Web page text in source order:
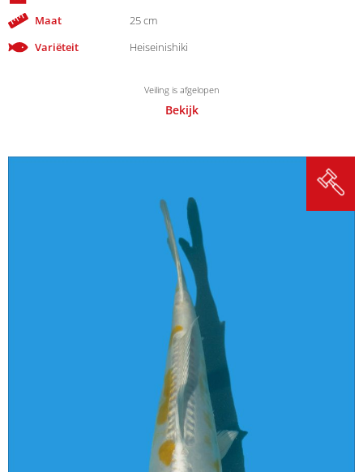
Maat
25 cm
Variëteit
Heiseinishiki
Veiling is afgelopen
Bekijk